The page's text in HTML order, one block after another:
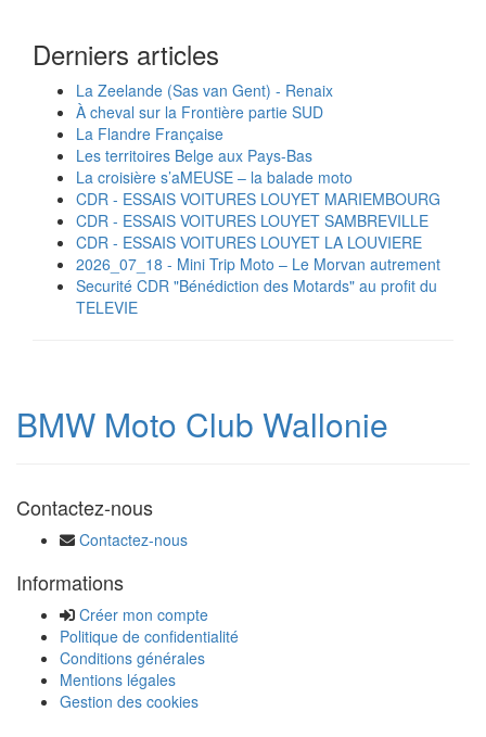
Derniers articles
La Zeelande (Sas van Gent) - Renaix
À cheval sur la Frontière partie SUD
La Flandre Française
Les territoires Belge aux Pays-Bas
La croisière s’aMEUSE – la balade moto
CDR - ESSAIS VOITURES LOUYET MARIEMBOURG
CDR - ESSAIS VOITURES LOUYET SAMBREVILLE
CDR - ESSAIS VOITURES LOUYET LA LOUVIERE
2026_07_18 - Mini Trip Moto – Le Morvan autrement
Securité CDR "Bénédiction des Motards" au profit du
TELEVIE
BMW Moto Club Wallonie
Contactez-nous
Contactez-nous
Informations
Créer mon compte
Politique de confidentialité
Conditions générales
Mentions légales
Gestion des cookies